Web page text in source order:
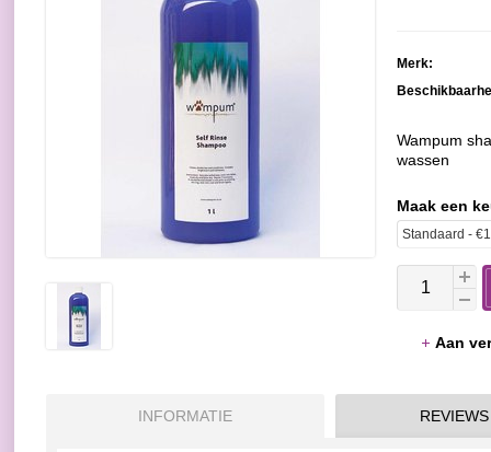
Merk:
Wampum
wassen
Maak een
Aan
INFORMATIE REVIEWS